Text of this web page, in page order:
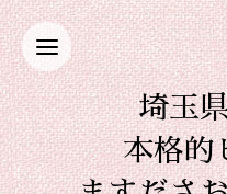
埼玉
本格的